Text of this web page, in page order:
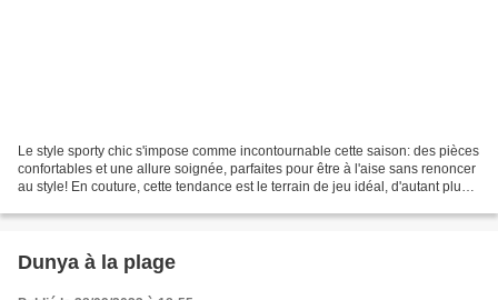
Le style sporty chic s'impose comme incontournable cette saison: des pièces
confortables et une allure soignée, parfaites pour être à l'aise sans renoncer
au style! En couture, cette tendance est le terrain de jeu idéal, d'autant plus
Dunya à la plage